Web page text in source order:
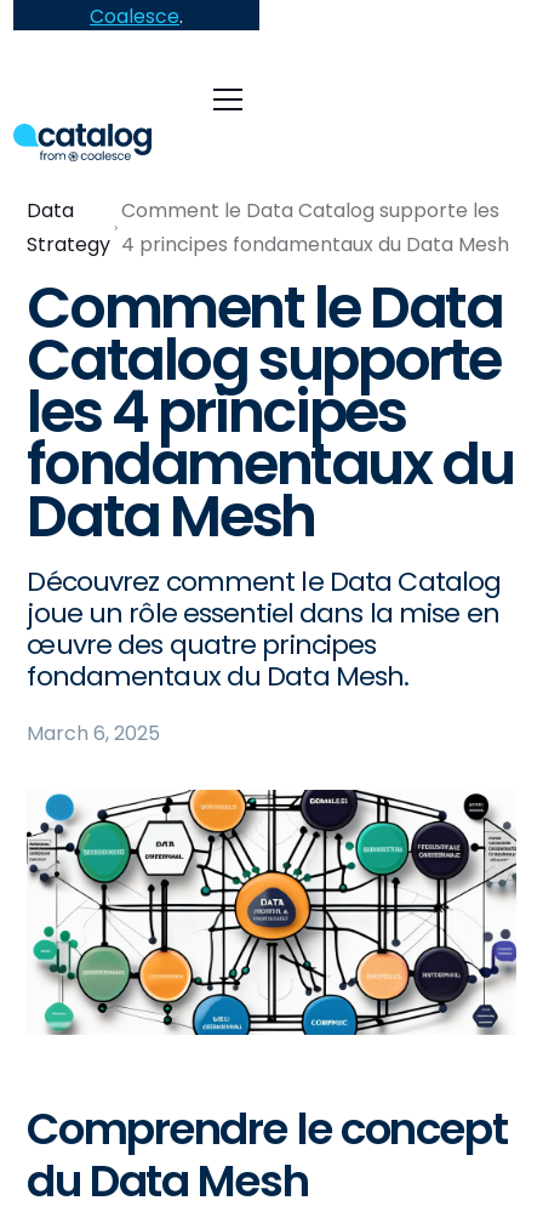
Coalesce.
Data
Strategy
Comment le Data Catalog supporte les
4 principes fondamentaux du Data Mesh
Comment le Data
Catalog supporte
les 4 principes
fondamentaux du
Data Mesh
Découvrez comment le Data Catalog
joue un rôle essentiel dans la mise en
œuvre des quatre principes
fondamentaux du Data Mesh.
March 6, 2025
Comprendre le concept
du Data Mesh